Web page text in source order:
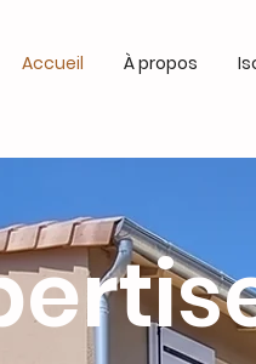
Accueil À propos